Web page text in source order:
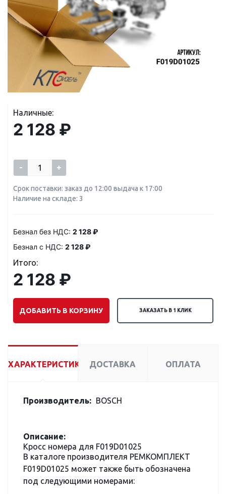
Наличные:
2 128 ₽
- +
Срок поставки: заказ до 12:00 выдача к 17:00
Наличие на складе: 3
Безнал без НДС: 2 128 ₽
Безнал с НДС: 2 128 ₽
Итого:
2 128 ₽
ДОБАВИТЬ В КОРЗИНУ ЗАКАЗАТЬ В 1 КЛИК
ХАРАКТЕРИСТИКИ ДОСТАВКА ОПЛАТА
Производитель: BOSCH
Описание:
Кросс номера для F019D01025
В каталоге производителя РЕМКОМПЛЕКТ
F019D01025 может также быть обозначена
под следующими номерами: